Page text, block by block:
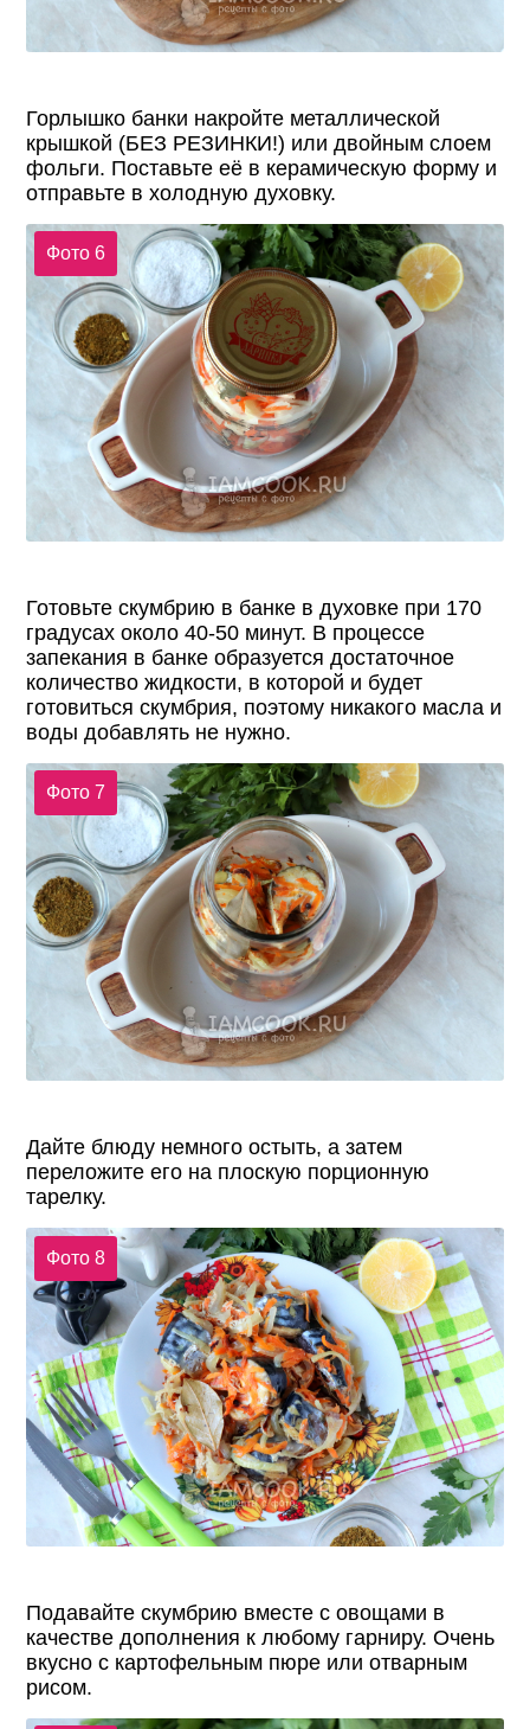
Горлышко банки накройте металлической
крышкой (БЕЗ РЕЗИНКИ!) или двойным слоем
фольги. Поставьте её в керамическую форму и
отправьте в холодную духовку.
Фото 6
Готовьте скумбрию в банке в духовке при 170
градусах около 40-50 минут. В процессе
запекания в банке образуется достаточное
количество жидкости, в которой и будет
готовиться скумбрия, поэтому никакого масла и
воды добавлять не нужно.
Фото 7
Дайте блюду немного остыть, а затем
переложите его на плоскую порционную
тарелку.
Фото 8
Подавайте скумбрию вместе с овощами в
качестве дополнения к любому гарниру. Очень
вкусно с картофельным пюре или отварным
рисом.